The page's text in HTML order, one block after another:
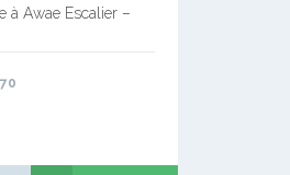
à Awae Escalier –
Catholique –